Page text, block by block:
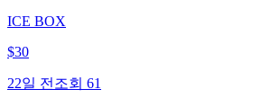
ICE BOX
$30
22일 전 조회 61